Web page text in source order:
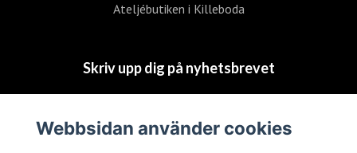
Ateljébutiken i Killeboda
Skriv upp dig på nyhetsbrevet
Skriv upp
mig
Webbsidan använder cookies